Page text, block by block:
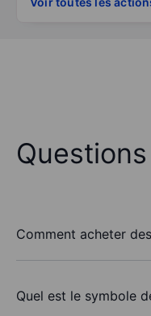
Comment acheter
Quel est le symbole